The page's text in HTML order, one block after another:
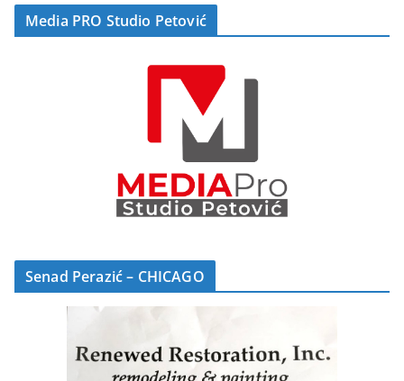
Media PRO Studio Petović
Senad Perazić – CHICAGO